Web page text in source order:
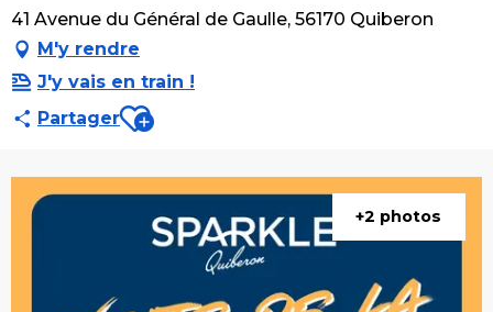
41 Avenue du Général de Gaulle, 56170 Quiberon
M'y rendre
J'y vais en train !
PartagerAjouter aux favoris
+2 photos